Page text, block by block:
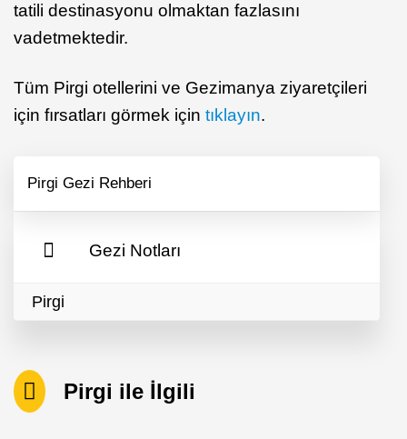
tatili destinasyonu olmaktan fazlasını
vadetmektedir.
Tüm Pirgi otellerini ve Gezimanya ziyaretçileri
için fırsatları görmek için tıklayın.
Pirgi Gezi Rehberi
Gezi Notları
Pirgi
Pirgi ile İlgili